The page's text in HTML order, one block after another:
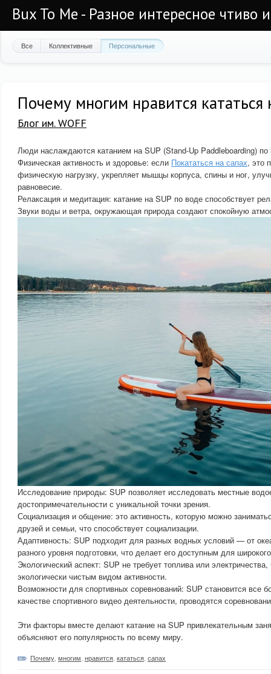
Bux To Me - Разное интересное чтиво
Все Коллективные Персональные
Почему многим нравится кататься
Блог им. WOFF
Люди наслаждаются катанием на SUP (Stand-Up Paddleboarding)
Физическая активность и здоровье: если Покататься на сапах, это
физическую нагрузку, укрепляет мышцы корпуса, спины и ног,
равновесие.
Релаксация и медитация: катание на SUP по воде способствует
Звуки воды и ветра, окружающая природа создают спокойную
Исследование природы: SUP позволяет исследовать местные
достопримечательности с уникальной точки зрения.
Социализация и общение: это активность, которую можно
друзей и семьи, что способствует социализации.
Адаптивность: SUP подходит для разных водных условий — от
разного уровня подготовки, что делает его доступным для
Экологический аспект: SUP не требует топлива или
экологически чистым видом активности.
Возможности для спортивных соревнований: SUP становится все
качестве спортивного видео деятельности, проводятся
Эти факторы вместе делают катание на SUP привлекательным
объясняют его популярность по всему миру.
Почему многим нравится кататься сапах